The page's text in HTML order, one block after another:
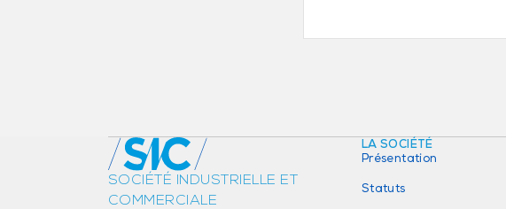
SOCIÉTÉ INDUSTRIELLE ET
COMMERCIALE
LA SOCIÉTÉ
Présentation
Statuts